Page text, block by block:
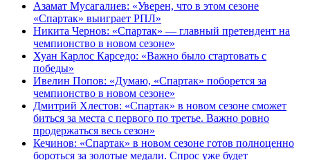
Азамат Мусагалиев: «Уверен, что в этом сезоне
«Спартак» выиграет РПЛ»
Никита Чернов: «Спартак» — главный претендент на
чемпионство в новом сезоне»
Хуан Карлос Карседо: «Важно было стартовать с
победы»
Ивелин Попов: «Думаю, «Спартак» поборется за
чемпионство в новом сезоне»
Дмитрий Хлестов: «Спартак» в новом сезоне сможет
биться за места с первого по третье. Важно ровно
продержаться весь сезон»
Кечинов: «Спартак» в новом сезоне готов полноценно
бороться за золотые медали. Спрос уже будет